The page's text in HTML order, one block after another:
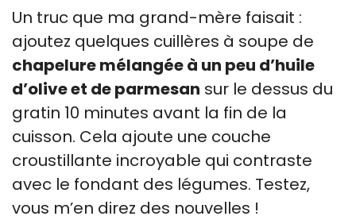
Un truc que ma grand-mère faisait :
ajoutez quelques cuillères à soupe de
chapelure mélangée à un peu d’huile
d’olive et de parmesan sur le dessus du
gratin 10 minutes avant la fin de la
cuisson. Cela ajoute une couche
croustillante incroyable qui contraste
avec le fondant des légumes. Testez,
vous m’en direz des nouvelles !